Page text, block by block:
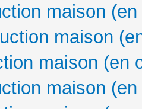
maison
maison
maison (en
maison